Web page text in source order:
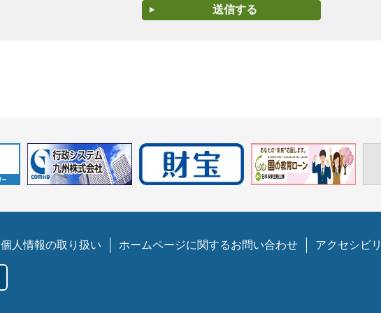
個人情報の取り扱い ホームページに関するお問い合わせ アクセシビ